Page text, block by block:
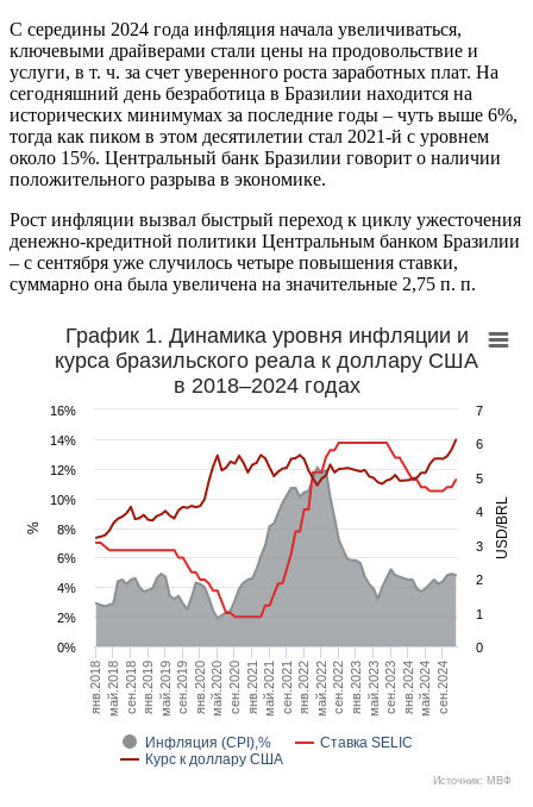
С середины 2024 года инфляция начала увеличиваться,
ключевыми драйверами стали цены на продовольствие и
услуги, в т. ч. за счет уверенного роста заработных плат. На
сегодняшний день безработица в Бразилии находится на
исторических минимумах за последние годы – чуть выше 6%,
тогда как пиком в этом десятилетии стал 2021-й с уровнем
около 15%. Центральный банк Бразилии говорит о наличии
положительного разрыва в экономике.
Рост инфляции вызвал быстрый переход к циклу ужесточения
денежно-кредитной политики Центральным банком Бразилии
– с сентября уже случилось четыре повышения ставки,
суммарно она была увеличена на значительные 2,75 п. п.
USD/BRL
%
График 1. Динамика уровня инфляции и
курса бразильского реала к доллару США
в 2018–2024 годах
Инфляция (CPI),%
Ставка SELIC
Курс к доллару США
янв.2018май.2018сен.2018янв.2019май.2019сен.2019янв.2020май.2020сен.2020янв.2021май.2021сен.2021янв.2022май.2022сен.2022янв.2023май.2023сен.2023янв.2024май.2024сен.2024
0
1
2
3
4
5
6
7
0%
2%
4%
6%
8%
10%
12%
14%
16%
Источник: МВФ